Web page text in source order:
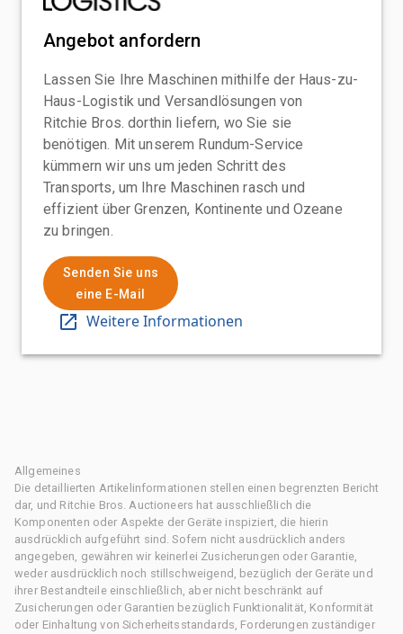
Angebot anfordern
Lassen Sie Ihre Maschinen mithilfe der Haus-zu-
Haus-Logistik und Versandlösungen von
Ritchie Bros. dorthin liefern, wo Sie sie
benötigen. Mit unserem Rundum-Service
kümmern wir uns um jeden Schritt des
Transports, um Ihre Maschinen rasch und
effizient über Grenzen, Kontinente und Ozeane
zu bringen.
Senden Sie uns
eine E-Mail
Weitere Informationen
Allgemeines
Die detaillierten Artikelinformationen stellen einen begrenzten Bericht
dar, und Ritchie Bros. Auctioneers hat ausschließlich die
Komponenten oder Aspekte der Geräte inspiziert, die hierin
ausdrücklich aufgeführt sind. Sofern nicht ausdrücklich anders
angegeben, gewähren wir keinerlei Zusicherungen oder Garantie,
weder ausdrücklich noch stillschweigend, bezüglich der Geräte und
ihrer Bestandteile einschließlich, aber nicht beschränkt auf
Zusicherungen oder Garantien bezüglich Funktionalität, Konformität
oder Einhaltung von Sicherheitsstandards, Forderungen zuständiger